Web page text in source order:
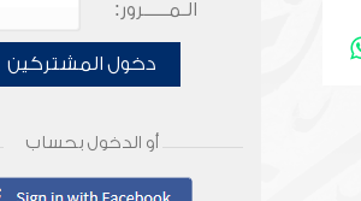
الـمـــــرور:
دخول المشتركين
أو الدخول بحساب